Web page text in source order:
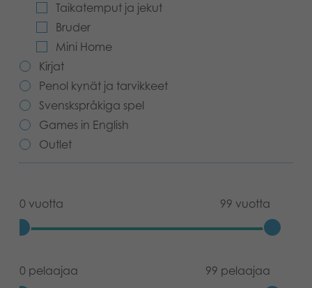
Taikatemput ja jekut
Bruder
Mini Home
Kirjat
Penol kynät ja tarvikkeet
Svenskspråkiga spel
Games in English
Outlet
0 vuotta 99 vuotta
0 pelaajaa 99 pelaajaa